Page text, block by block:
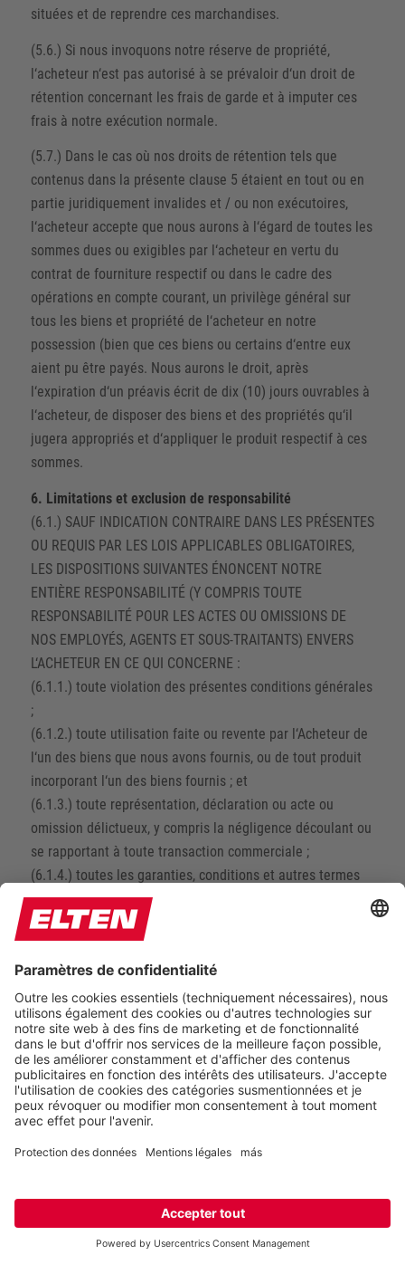
situées et de reprendre ces marchandises.
(5.6.) Si nous invoquons notre réserve de propriété,
l‘acheteur n‘est pas autorisé à se prévaloir d‘un droit de
rétention concernant les frais de garde et à imputer ces
frais à notre exécution normale.
(5.7.) Dans le cas où nos droits de rétention tels que
contenus dans la présente clause 5 étaient en tout ou en
partie juridiquement invalides et / ou non exécutoires,
l‘acheteur accepte que nous aurons à l‘égard de toutes les
sommes dues ou exigibles par l‘acheteur en vertu du
contrat de fourniture respectif ou dans le cadre des
opérations en compte courant, un privilège général sur
tous les biens et propriété de l‘acheteur en notre
possession (bien que ces biens ou certains d‘entre eux
aient pu être payés. Nous aurons le droit, après
l‘expiration d‘un préavis écrit de dix (10) jours ouvrables à
l‘acheteur, de disposer des biens et des propriétés qu‘il
jugera appropriés et d‘appliquer le produit respectif à ces
sommes.
6. Limitations et exclusion de responsabilité
(6.1.) SAUF INDICATION CONTRAIRE DANS LES PRÉSENTES
OU REQUIS PAR LES LOIS APPLICABLES OBLIGATOIRES,
LES DISPOSITIONS SUIVANTES ÉNONCENT NOTRE
ENTIÈRE RESPONSABILITÉ (Y COMPRIS TOUTE
RESPONSABILITÉ POUR LES ACTES OU OMISSIONS DE
NOS EMPLOYÉS, AGENTS ET SOUS-TRAITANTS) ENVERS
L‘ACHETEUR EN CE QUI CONCERNE :
(6.1.1.) toute violation des présentes conditions générales
;
(6.1.2.) toute utilisation faite ou revente par l‘Acheteur de
l‘un des biens que nous avons fournis, ou de tout produit
incorporant l‘un des biens fournis ; et
(6.1.3.) toute représentation, déclaration ou acte ou
omission délictueux, y compris la négligence découlant ou
se rapportant à toute transaction commerciale ;
(6.1.4.) toutes les garanties, conditions et autres termes
implicites par la loi ou la jurisprudence sont, dans toute la
mesure permise par la loi applicable, exclus de toute
transaction ayant lieu entre l‘acheteur et nous.
(6.2.) Si des dommages surviennent dans le cadre de
l‘exécution de la relation de livraison et de vente avec
l‘acheteur, nous ne serons pas responsables de ces
dommages au cas où ils auraient été causés par :
(6.2.1.) une action gouvernementale obligatoire ;
(6.2.2.) des informations incorrectes et / ou incomplètes
que nous avons prises comme point de départ ; ou
(6.2.3.) l‘utilisation des marchandises en violation des
fournis avec les marchandises.
(6.3.) Si le dommage est causé par un produit défectueux